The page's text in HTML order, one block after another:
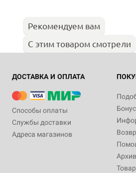
Рекомендуем вам
С этим товаром смотрели
ДОСТАВКА И ОПЛАТА
Способы оплаты
Службы доставки
Адреса магазинов